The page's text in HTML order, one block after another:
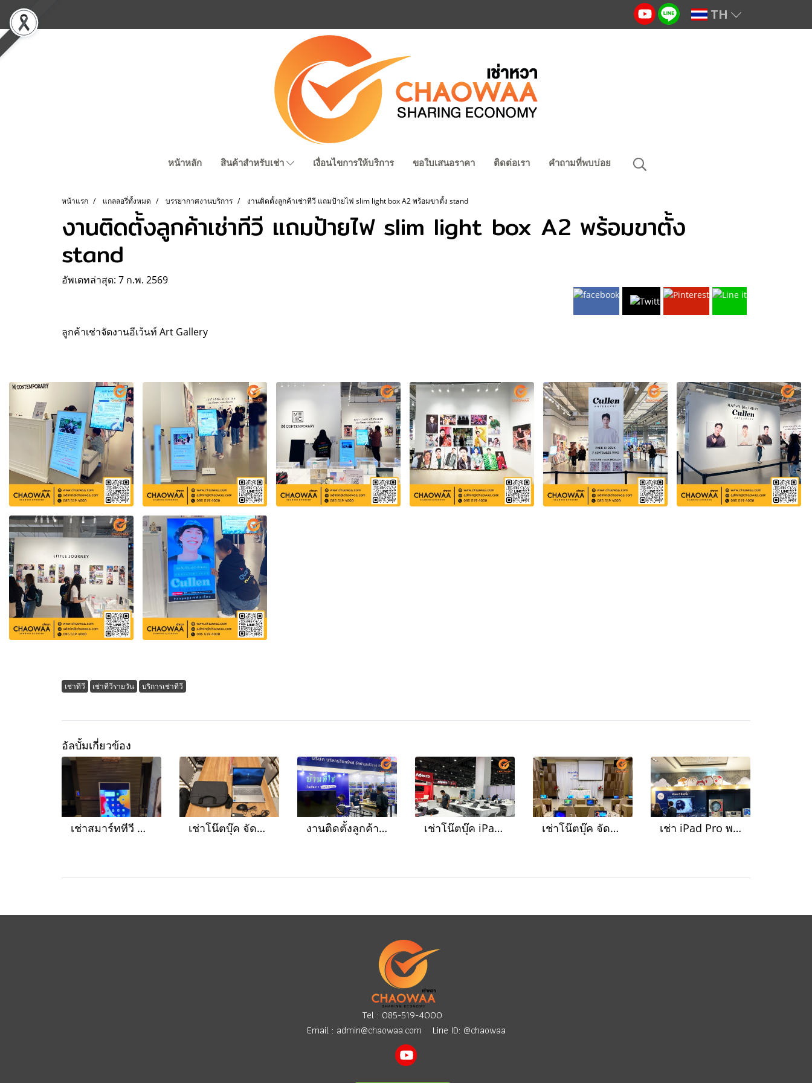
TH
หน้าหลัก สินค้าสำหรับเช่า เงื่อนไขการให้บริการ ขอใบเสนอราคา ติดต่อเรา คำถามที่พบบ่อย
หน้าแรก แกลลอรี่ทั้งหมด บรรยากาศงานบริการ งานติดตั้งลูกค้าเช่าทีวี แถมป้ายไฟ slim light box A2 พร้อมขาตั้ง stand
งานติดตั้งลูกค้าเช่าทีวี แถมป้ายไฟ slim light box A2 พร้อมขาตั้ง
stand
อัพเดทล่าสุด: 7 ก.พ. 2569
ลูกค้าเช่าจัดงานอีเว้นท์ Art Gallery
เช่าทีวี เช่าทีวีรายวัน บริการเช่าทีวี
อัลบั้มเกี่ยวข้อง
เช่าสมาร์ททีวี สำหรับงานอีเว้นท์ จัดประชุมสัมมนา เช่าโน๊ตบุ๊ค จัดประชุมสัมมนา งานติดตั้งลูกค้าเช่าคอมพิวเตอร์ตั้งโต๊ะ iPad เครื่องถ่ายเอกสารตั้งโต๊ะ ครบชุด จัดงานอีเว้นท์ เช่าโน๊ตบุ๊ค iPad รวม 82 เครื่อง ที่งาน Job Expo 2026 เช่าโน๊ตบุ๊ค จัดงานประชุมสัมมนา จัดส่งถึงสุราษฎร์ธานี เช่า iPad Pro พร้อมขาตั้ง ออกบูธ งานอีเว้นท์
Tel : 085-519-4000
Email : admin@chaowaa.com Line ID: @chaowaa